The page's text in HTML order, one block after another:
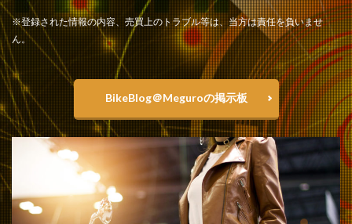
※登録された情報の内容、売買上のトラブル等は、当方は責任を負いませ
ん。
BikeBlog＠Meguroの掲示板